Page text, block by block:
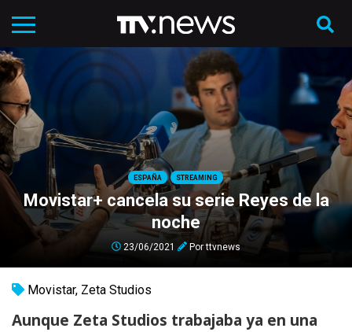
ESPAÑA STREAMING
Movistar+ cancela su serie Reyes de la
noche
23/06/2021 Porttvnews
Movistar, Zeta Studios
Aunque Zeta Studios trabajaba ya en una